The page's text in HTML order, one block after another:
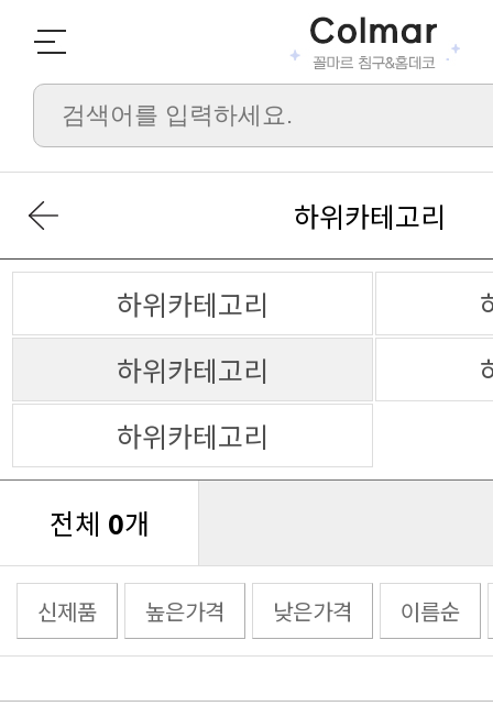
하위카테고리
하위카테고리
하위카테고리
하위카테고리
전체 0개
신제품 높은가격 낮은가격 이름순